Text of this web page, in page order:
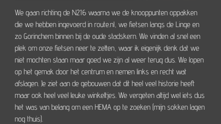
We gaan richting de N216 waarna we de knooppunten oppakken
die we hebben ingevoerd in route.nl, we fietsen langs de Linge en
zo Gorinchem binnen bij de oude stadskern. We vinden al snel een
plek om onze fietsen neer te zetten, waar ik eigenijk denk dat we
niet mochten staan maar goed we zijn al weer terug dus. We lopen
op het gemak door het centrum en nemen links en recht wat
afslagen. Je ziet aan de gebouwen dat dit heel veel historie heeft
maar ook heel veel leuke winkeltjes. We vergeten altijd wel iets dus
het was van belang om een HEMA op te zoeken (mijn sokken lagen
nog thuis).